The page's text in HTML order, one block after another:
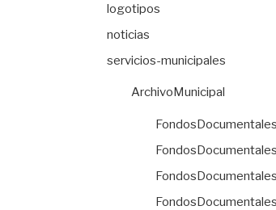
logotipos
noticias
servicios-municipales
ArchivoMunicipal